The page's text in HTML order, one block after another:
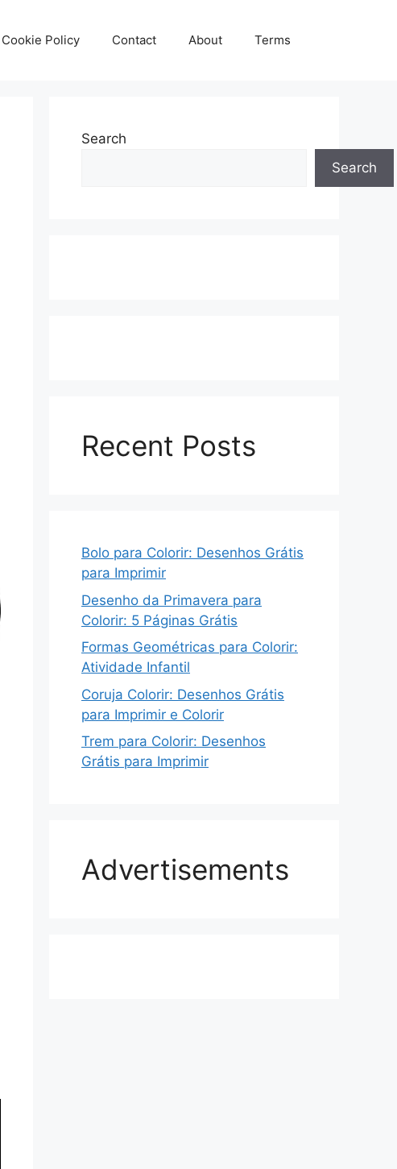
Cookie Policy Contact About Terms
Search
Search
Recent Posts
Bolo para Colorir: Desenhos Grátis
para Imprimir
Desenho da Primavera para
Colorir: 5 Páginas Grátis
Formas Geométricas para Colorir:
Atividade Infantil
Coruja Colorir: Desenhos Grátis
para Imprimir e Colorir
Trem para Colorir: Desenhos
Grátis para Imprimir
Advertisements